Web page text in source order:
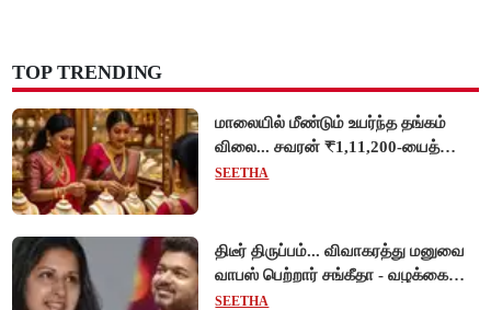
TOP TRENDING
மாலையில் மீண்டும் உயர்ந்த தங்கம்
விலை... சவரன் ₹1,11,200-யைத்
தொட்டது!
SEETHA
திடீர் திருப்பம்... விவாகரத்து மனுவை
வாபஸ் பெற்றார் சங்கீதா - வழக்கை
முடித்து வைத்தது செங்கல்பட்டு
SEETHA